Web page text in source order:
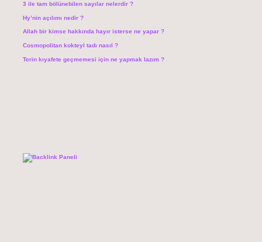
3 ile tam bölünebilen sayılar nelerdir ?
Hy’nin açılımı nedir ?
Allah bir kimse hakkında hayır isterse ne yapar ?
Cosmopolitan kokteyl tadı nasıl ?
Terin kıyafete geçmemesi için ne yapmak lazım ?